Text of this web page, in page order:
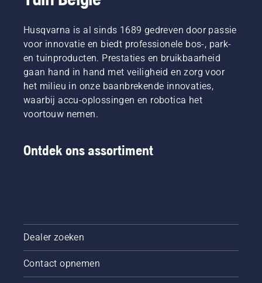
Husqvarna is al sinds 1689 gedreven door passie
voor innovatie en biedt professionele bos-, park-
en tuinproducten. Prestaties en bruikbaarheid
gaan hand in hand met veiligheid en zorg voor
het milieu in onze baanbrekende innovaties,
waarbij accu-oplossingen en robotica het
voortouw nemen.
Ontdek ons assortiment
Dealer zoeken
Contact opnemen